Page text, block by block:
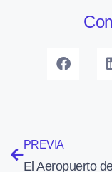
PREVIA